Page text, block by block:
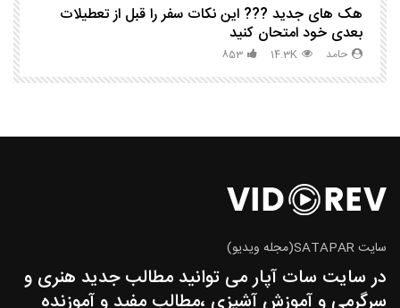
هک های جدید ??️? این نکات سفر را قبل از تعطیلات
بعدی خود امتحان کنید
حامد 14.3K
853
سایت SATAPAR(مجله ویدیو)
در سایت سات آپار می توانید مطالب جدید هنری و